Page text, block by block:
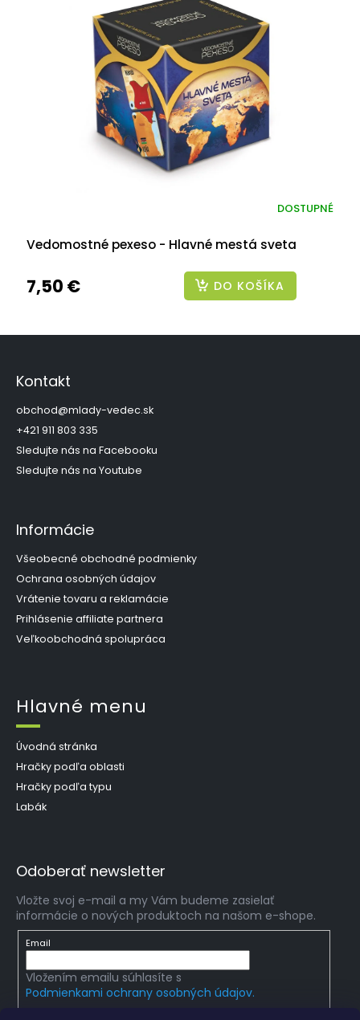
Vedomostné pexeso - Hlavné mestá sveta
DOSTUPNÉ
7,50 € DO KOŠÍKA
Z
Kontakt
obchod@mlady-vedec.sk
+421 911 803 335
Sledujte nás na Facebooku
Sledujte nás na Youtube
Informácie
Všeobecné obchodné podmienky
Ochrana osobných údajov
Vrátenie tovaru a reklamácie
Prihlásenie affiliate partnera
Veľkoobchodná spolupráca
Hlavné menu
Úvodná stránka
Hračky podľa oblasti
Hračky podľa typu
Labák
Odoberať newsletter
Vložte svoj e-mail a my Vám budeme zasielať
informácie o nových produktoch na našom e-shope.
Email
Vložením emailu súhlasíte s
Podmienkami ochrany osobných údajov.